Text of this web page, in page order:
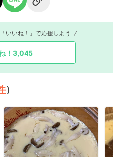
いいね！」で応援しよう
！ 3,045
）